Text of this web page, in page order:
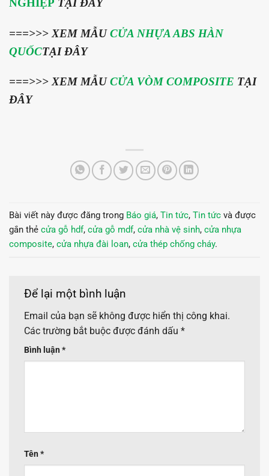
NGHIỆP TẠI ĐÂY
===>>> XEM MẪUCỬA NHỰA ABS HÀN
QUỐCTẠI ĐÂY
===>>> XEM MẪUCỬA VÒM COMPOSITE TẠI
ĐÂY
Bài viết này được đăng trong Báo giá, Tin tức, Tin tức và được
gắn thẻ cửa gỗ hdf, cửa gỗ mdf, cửa nhà vệ sinh, cửa nhựa
composite, cửa nhựa đài loan, cửa thép chống cháy.
Để lại một bình luận
Email của bạn sẽ không được hiển thị công khai.
Các trường bắt buộc được đánh dấu *
Bình luận *
Tên *